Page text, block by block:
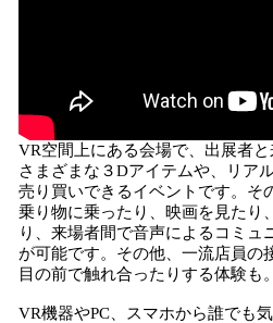
VR空間上にある会場で、出展者
さまざまな３Dアイテムや、リア
売り買いできるイベントです。そ
乗り物に乗ったり、映画を見たり
り、来場者間で音声によるコミュ
が可能です。その他、一流店員の
目の前で触れ合ったりする体験も。
VR機器やPC、スマホから誰でも